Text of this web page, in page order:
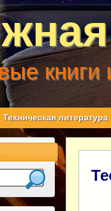
книги
Техническая литература